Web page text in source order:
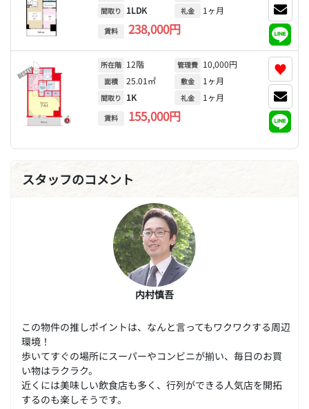
間取り 1LDK
賃料 238,000円
礼金 1ヶ月
所在階 12階
面積 25.01㎡
間取り 1K
賃料 155,000円
管理費 10,000円
敷金 1ヶ月
礼金 1ヶ月
♥
スタッフのコメント
内村慎吾
この物件の推しポイントは、なんと言ってもワクワクする周辺
環境！
歩いてすぐの場所にスーパーやコンビニが揃い、毎日のお買
い物はラクラク。
近くには美味しい飲食店も多く、行列ができる人気店を開拓
するのも楽しそうです。